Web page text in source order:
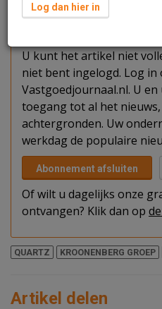
U kunt het artikel niet
niet bent ingelogd. Log in
Vastgoedjournaal.nl. U
toegang tot al het
achtergronden. Uw
werkdag de populaire
Abonnement afsluiten
Of wilt u dagelijks onze
ontvangen? Klik dan op
QUARTZ KROONENBERG GROEP
Artikel delen
Log dan hier in